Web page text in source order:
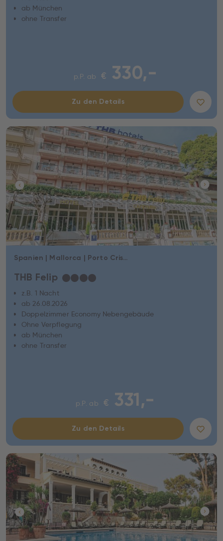
ab München
ohne Transfer
p.P. ab € 330,-
Zu den Details
Spanien | Mallorca | Porto Cristo
THB Felip ★★★★
z.B. 1 Nacht
ab 26.08.2026
Doppelzimmer Economy Nebengebäude
Ohne Verpflegung
ab München
ohne Transfer
p.P. ab € 331,-
Zu den Details